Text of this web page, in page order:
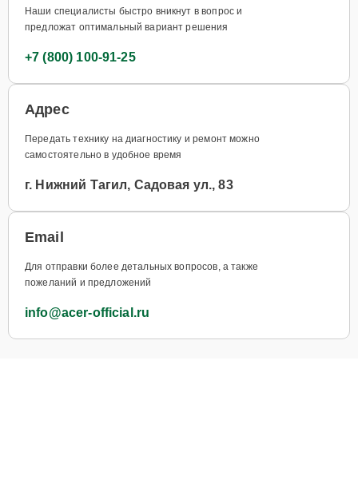
Наши специалисты быстро вникнут в вопрос и
предложат оптимальный вариант решения
+7 (800) 100-91-25
Адрес
Передать технику на диагностику и ремонт можно
самостоятельно в удобное время
г. Нижний Тагил, Садовая ул., 83
Email
Для отправки более детальных вопросов, а также
пожеланий и предложений
info@acer-official.ru